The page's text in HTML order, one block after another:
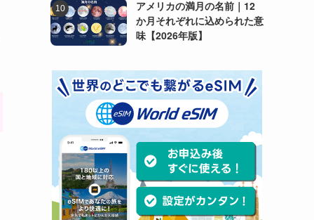
アメリカの満月の名前｜12
か月それぞれに込められた意
味【2026年版】